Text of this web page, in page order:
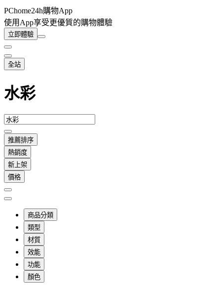
PChome24h購物App
使用App享受更優質的購物體驗
立即體驗
全站
水彩
推薦排序
熱銷度
新上架
價格
商品分類
類型
材質
效能
功能
顏色